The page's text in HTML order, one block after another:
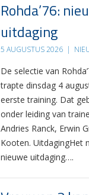
Rohda’76:
uitdaging
5 AUGUSTUS 2026 |
De selectie van
trapte dinsdag 4
eerste training. Dat
onder leiding van
Andries Ranck, Erwin
Kooten. UitdagingHet
nieuwe uitdaging….